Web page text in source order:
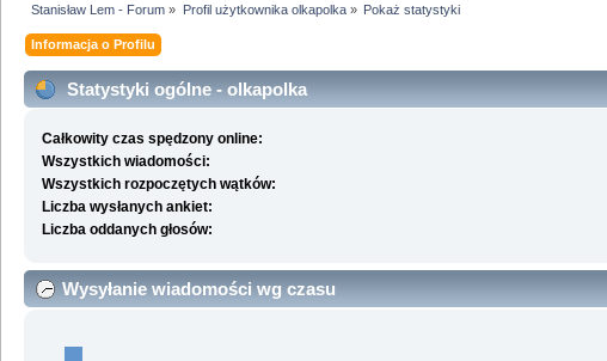
Stanisław Lem - Forum » Profil użytkownika olkapolka» Pokaż statystyki
Informacja o Profilu
Statystyki ogólne - olkapolka
Całkowity czas spędzony online:
Wszystkich wiadomości:
Wszystkich rozpoczętych wątków:
Liczba wysłanych ankiet:
Liczba oddanych głosów:
Wysyłanie wiadomości wg czasu